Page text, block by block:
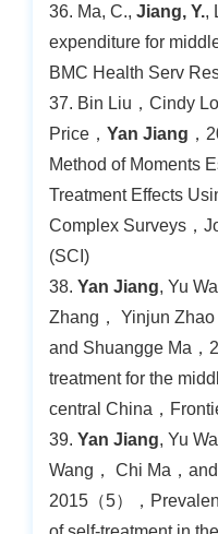
36. Ma, C., Jiang, Y.,
expenditure for
BMC Health Serv
37. Bin Liu，Cindy
Price， Yan Jiang ，
Method of Moments
Treatment Effects
Complex Surveys，
(SCI)
38. Yan Jiang, Yu
Zhang， Yinjun Zhao
and Shuangge Ma，
treatment for the
central China，
39. Yan Jiang, Yu
Wang， Chi Ma，
2015（5），